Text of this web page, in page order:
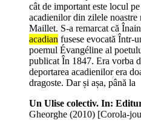
cât de important este locul
acadienilor din zilele
Maillet. S-a remarcat că
acadian fusese evocată Într-
poemul Évangéline al
publicat În 1847. Era vorba
deportarea acadienilor era
dragoste. Dar și așa, până la
Un Ulise colectiv. In:
Gheorghe (2010) [Corola-